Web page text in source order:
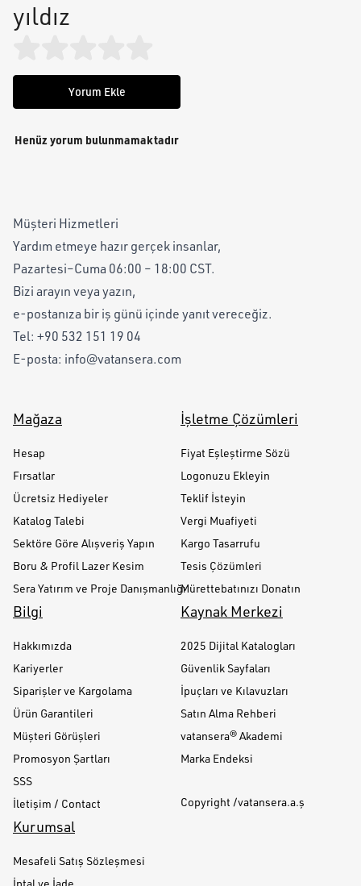
yıldız
Yorum Ekle
Henüz yorum bulunmamaktadır
Müşteri Hizmetleri
Yardım etmeye hazır gerçek insanlar,
Pazartesi–Cuma 06:00 – 18:00 CST.
Bizi arayın veya yazın,
e-postanıza bir iş günü içinde yanıt vereceğiz.
Tel: +90 532 151 19 04
E-posta: info@vatansera.com
Mağaza
Hesap
Fırsatlar
Ücretsiz Hediyeler
Katalog Talebi
Sektöre Göre Alışveriş Yapın
Boru & Profil Lazer Kesim
Sera Yatırım ve Proje Danışmanlığı
İşletme Çözümleri
Fiyat Eşleştirme Sözü
Logonuzu Ekleyin
Teklif İsteyin
Vergi Muafiyeti
Kargo Tasarrufu
Tesis Çözümleri
Mürettebatınızı Donatın
Bilgi
Hakkımızda
Kariyerler
Siparişler ve Kargolama
Ürün Garantileri
Müşteri Görüşleri
Promosyon Şartları
SSS
İletişim / Contact
Kaynak Merkezi
2025 Dijital Katalogları
Güvenlik Sayfaları
İpuçları ve Kılavuzları
Satın Alma Rehberi
vatansera® Akademi
Marka Endeksi
Copyright /vatansera.a.ş
Kurumsal
Mesafeli Satış Sözleşmesi
İptal ve İade